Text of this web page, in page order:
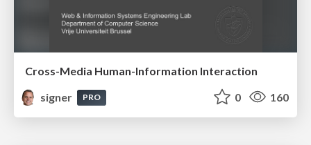
Cross-Media Human-Information Interaction
signer
PRO 0 160